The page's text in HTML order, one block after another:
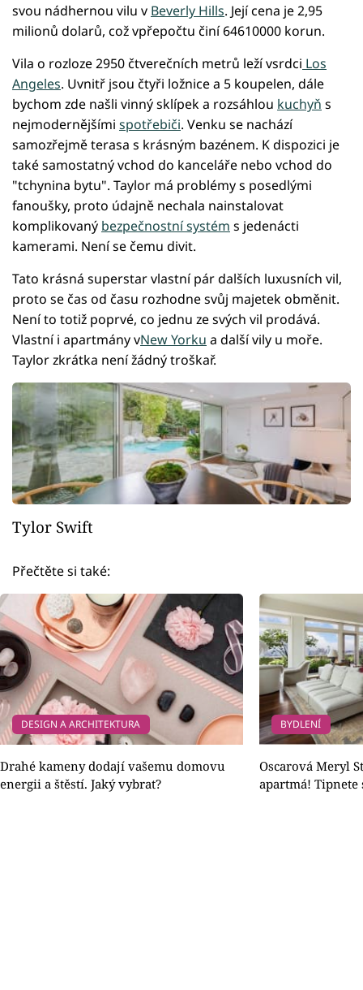
svou nádhernou vilu v Beverly Hills. Její cena je 2,95
milionů dolarů, což vpřepočtu činí 64610000 korun.
Vila o rozloze 2950 čtverečních metrů leží vsrdci Los
Angeles. Uvnitř jsou čtyři ložnice a 5 koupelen, dále
bychom zde našli vinný sklípek a rozsáhlou kuchyň s
nejmodernějšími spotřebiči. Venku se nachází
samozřejmě terasa s krásným bazénem. K dispozici je
také samostatný vchod do kanceláře nebo vchod do
"tchynina bytu". Taylor má problémy s posedlými
fanoušky, proto údajně nechala nainstalovat
komplikovaný bezpečnostní systém s jedenácti
kamerami. Není se čemu divit.
Tato krásná superstar vlastní pár dalších luxusních vil,
proto se čas od času rozhodne svůj majetek obměnit.
Není to totiž poprvé, co jednu ze svých vil prodává.
Vlastní i apartmány vNew Yorku a další vily u moře.
Taylor zkrátka není žádný troškař.
Tylor Swift
Přečtěte si také:
DESIGN A ARCHITEKTURA
Drahé kameny dodají vašemu domovu
energii a štěstí. Jaký vybrat?
BYDLENÍ
Oscarová Meryl
apartmá! Tipnete